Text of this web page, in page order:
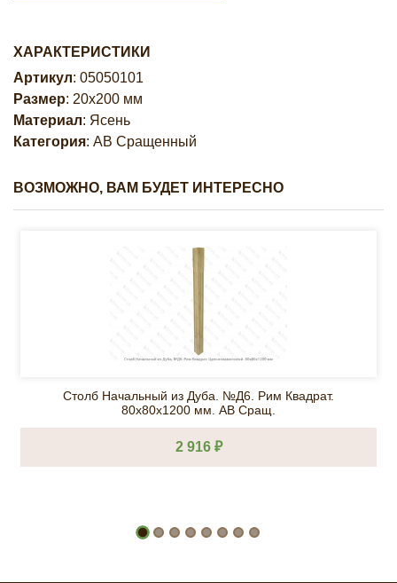
ХАРАКТЕРИСТИКИ
Артикул: 05050101
Размер: 20х200 мм
Материал: Ясень
Категория: AB Сращенный
ВОЗМОЖНО, ВАМ БУДЕТ ИНТЕРЕСНО
Столб Начальный из Дуба. №Д6. Рим Квадрат.
80х80х1200 мм. АВ Сращ.
2 916 ₽